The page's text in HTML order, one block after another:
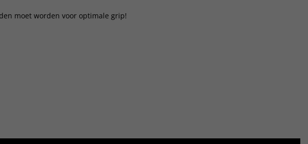
moet worden voor optimale grip!